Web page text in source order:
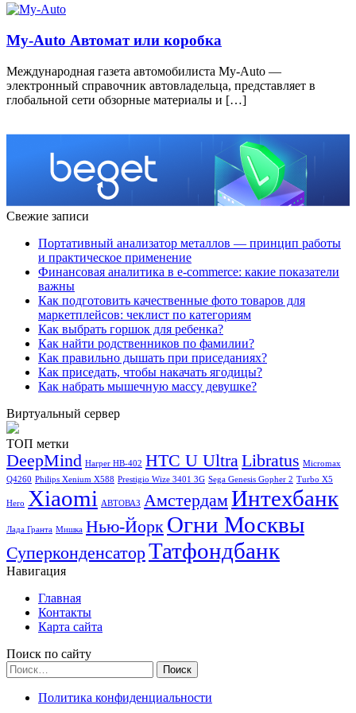
My-Auto Автомат или коробка
Международная газета автомобилиста My-Auto —
электронный справочник автовладельца, представляет в
глобальной сети обзорные материалы и […]
Свежие записи
Портативный анализатор металлов — принцип работы
и практическое применение
Финансовая аналитика в e-commerce: какие показатели
важны
Как подготовить качественные фото товаров для
маркетплейсов: чеклист по категориям
Как выбрать горшок для ребенка?
Как найти родственников по фамилии?
Как правильно дышать при приседаниях?
Как приседать, чтобы накачать ягодицы?
Как набрать мышечную массу девушке?
Виртуальный сервер
ТОП метки
DeepMind Harper HB-402 HTC U UltraLibratus Micromax
Q4260 Philips Xenium X588 Prestigio Wize 3401 3G Sega Genesis Gopher 2 Turbo X5
Hero Xiaomi АВТОВАЗ АмстердамИнтехбанк
Лада Гранта Мишка Нью-Йорк Огни Москвы
СуперконденсаторТатфондбанк
Навигация
Главная
Контакты
Карта сайта
Поиск по сайту
Найти:
Политика конфиденциальности